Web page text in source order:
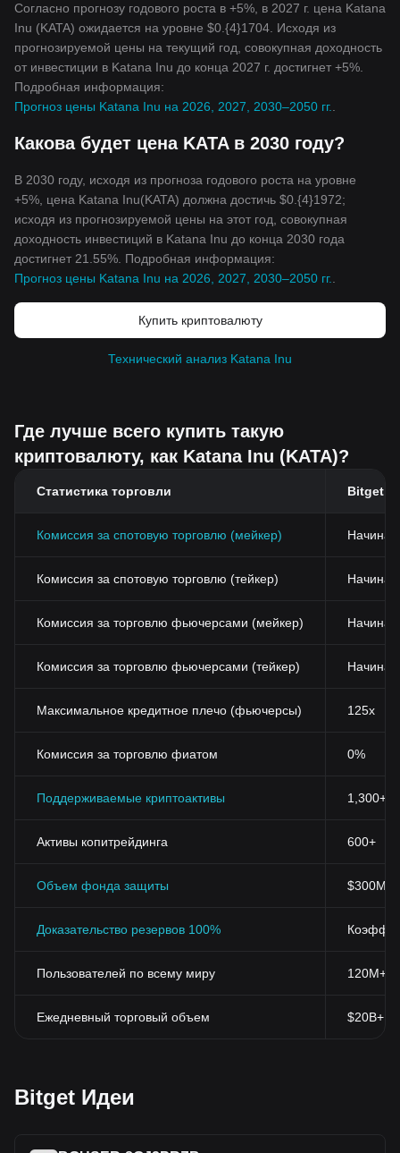
Согласно прогнозу годового роста в +5%, в 2027 г. цена Katana
Inu (KATA) ожидается на уровне $0.{4}1704. Исходя из
прогнозируемой цены на текущий год, совокупная доходность
от инвестиции в Katana Inu до конца 2027 г. достигнет +5%.
Подробная информация:
Прогноз цены Katana Inu на 2026, 2027, 2030–2050 гг.
Какова будет цена KATA в 2030 году?
В 2030 году, исходя из прогноза годового роста на уровне
+5%, цена Katana Inu(KATA) должна достичь $0.{4}1972;
исходя из прогнозируемой цены на этот год, совокупная
доходность инвестиций в Katana Inu до конца 2030 года
достигнет 21.55%. Подробная информация:
Прогноз цены Katana Inu на 2026, 2027, 2030–2050 гг.
Купить криптовалюту
Технический анализ Katana Inu
Где лучше всего купить такую
криптовалюту, как Katana Inu (KATA)?
Статистика торговли Bitget
Комиссия за спотовую торговлю (мейкер)
Комиссия за спотовую торговлю (тейкер)
Комиссия за торговлю фьючерсами (мейкер)
Комиссия за торговлю фьючерсами (тейкер)
Максимальное кредитное плечо (фьючерсы) 125x
Комиссия за торговлю фиатом 0%
Поддерживаемые криптоактивы 1,300+
Активы копитрейдинга 600+
Объем фонда защиты $300M+
Доказательство резервов 100%
Пользователей по всему миру 120M+
Ежедневный торговый объем $20B+
Bitget Идеи